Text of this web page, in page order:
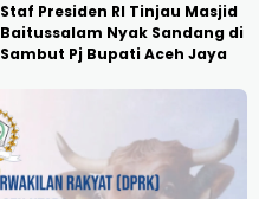
Staf Presiden RI Tinjau Masjid
Baitussalam Nyak Sandang di
Sambut Pj Bupati Aceh Jaya